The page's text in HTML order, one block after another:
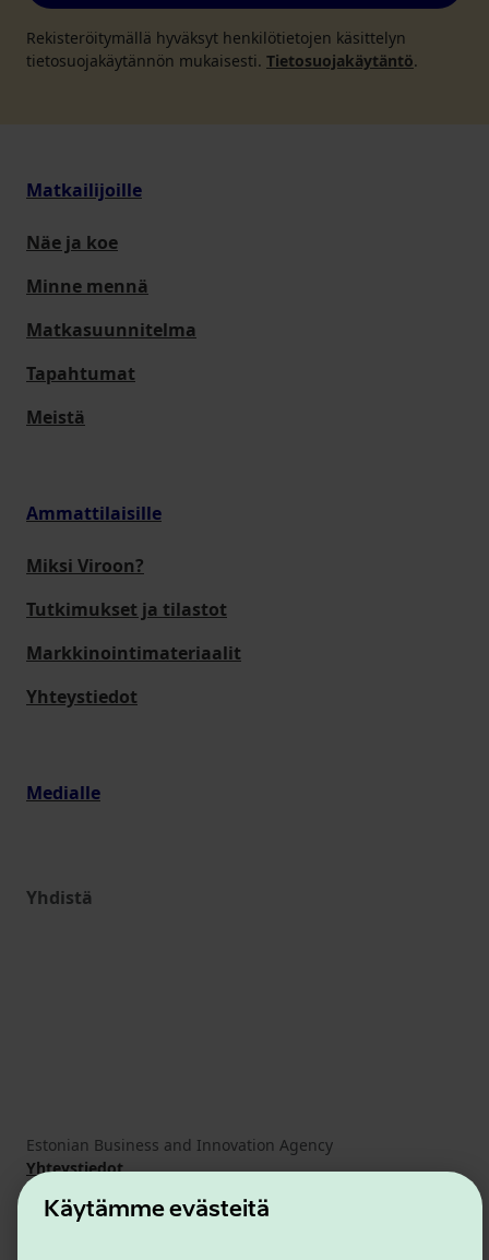
Käytämme evästeitä
Rekisteröitymällä hyväksyt henkilötietojen käsittelyn
tietosuojakäytännön mukaisesti. Tietosuojakäytäntö.
Matkailijoille
Näe ja koe
Minne mennä
Matkasuunnitelma
Tapahtumat
Meistä
Ammattilaisille
Miksi Viroon?
Tutkimukset ja tilastot
Markkinointimateriaalit
Yhteystiedot
Medialle
Yhdistä
Estonian Business and Innovation Agency
Yhteystiedot
Yhteistyökumppanit
Käyttöehdot